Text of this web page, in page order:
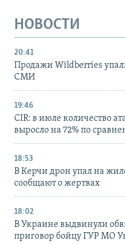
НОВОСТИ
20:41
Продажи Wildberries
СМИ
19:46
CIR: в июле количество
выросло на 72% по
18:53
В Керчи дрон упал на
сообщают о жертвах
18:02
В Украине выдвинули
приговор бойцу ГУР МО